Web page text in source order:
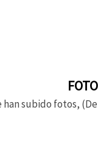
han subido fotos,